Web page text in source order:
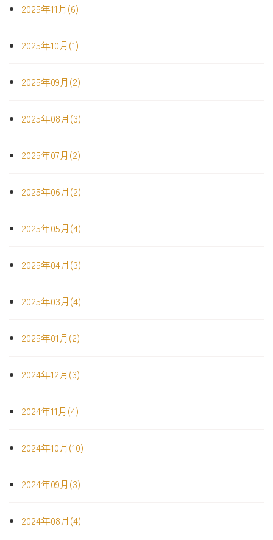
2025年11月(6)
2025年10月(1)
2025年09月(2)
2025年08月(3)
2025年07月(2)
2025年06月(2)
2025年05月(4)
2025年04月(3)
2025年03月(4)
2025年01月(2)
2024年12月(3)
2024年11月(4)
2024年10月(10)
2024年09月(3)
2024年08月(4)